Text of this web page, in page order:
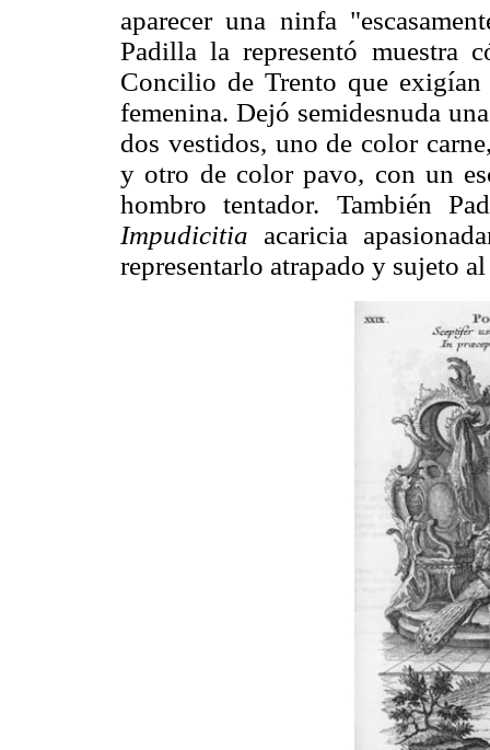
aparecer una ninfa
Padilla la representó muestra
Concilio de Trento que exigían
femenina. Dejó semidesnuda
dos vestidos, uno de color
y otro de color pavo, con un
hombro tentador. También
Impudicitia acaricia
representarlo atrapado y sujeto